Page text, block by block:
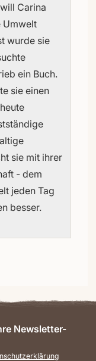
Carina
Umwelt
wurde sie
ein Buch.
sie einen
sie mit ihrer
- dem
jeden Tag
besser.
Newsletter-